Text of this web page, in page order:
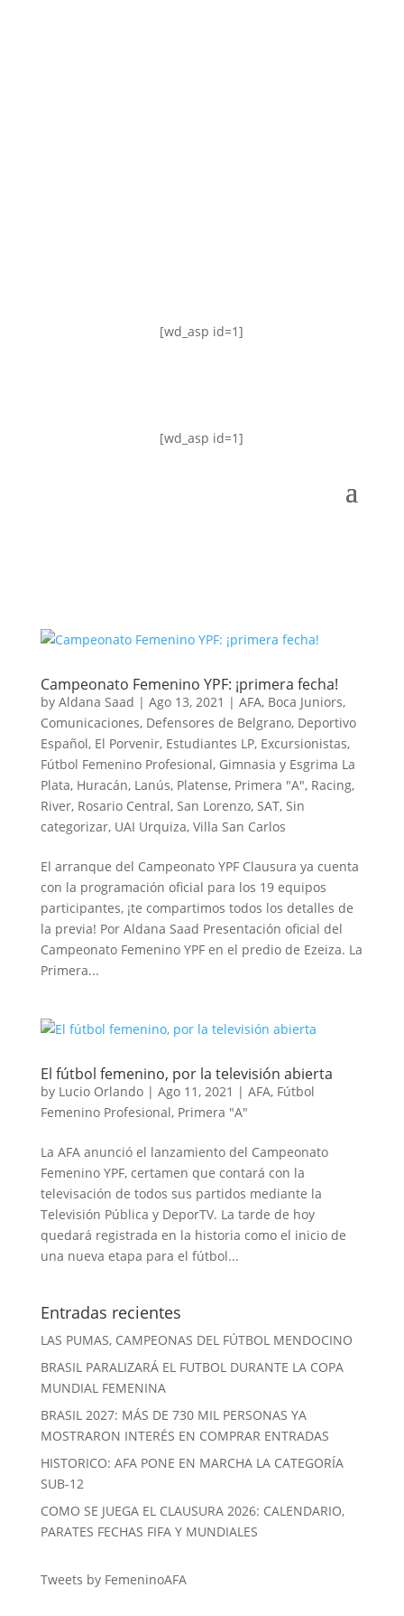
[wd_asp id=1]
[wd_asp id=1]
Campeonato Femenino YPF: ¡primera fecha!
by Aldana Saad | Ago 13, 2021 | AFA, Boca Juniors,
Comunicaciones, Defensores de Belgrano, Deportivo
Español, El Porvenir, Estudiantes LP, Excursionistas,
Fútbol Femenino Profesional, Gimnasia y Esgrima La
Plata, Huracán, Lanús, Platense, Primera "A", Racing,
River, Rosario Central, San Lorenzo, SAT, Sin
categorizar, UAI Urquiza, Villa San Carlos
El arranque del Campeonato YPF Clausura ya cuenta
con la programación oficial para los 19 equipos
participantes, ¡te compartimos todos los detalles de
la previa! Por Aldana Saad Presentación oficial del
Campeonato Femenino YPF en el predio de Ezeiza. La
Primera...
El fútbol femenino, por la televisión abierta
by Lucio Orlando| Ago 11, 2021 | AFA, Fútbol
Femenino Profesional, Primera "A"
La AFA anunció el lanzamiento del Campeonato
Femenino YPF, certamen que contará con la
televisación de todos sus partidos mediante la
Televisión Pública y DeporTV. La tarde de hoy
quedará registrada en la historia como el inicio de
una nueva etapa para el fútbol...
Entradas recientes
LAS PUMAS, CAMPEONAS DEL FÚTBOL MENDOCINO
BRASIL PARALIZARÁ EL FUTBOL DURANTE LA COPA
MUNDIAL FEMENINA
BRASIL 2027: MÁS DE 730 MIL PERSONAS YA
MOSTRARON INTERÉS EN COMPRAR ENTRADAS
HISTORICO: AFA PONE EN MARCHA LA CATEGORÍA
SUB-12
COMO SE JUEGA EL CLAUSURA 2026: CALENDARIO,
PARATES FECHAS FIFA Y MUNDIALES
Tweets by FemeninoAFA